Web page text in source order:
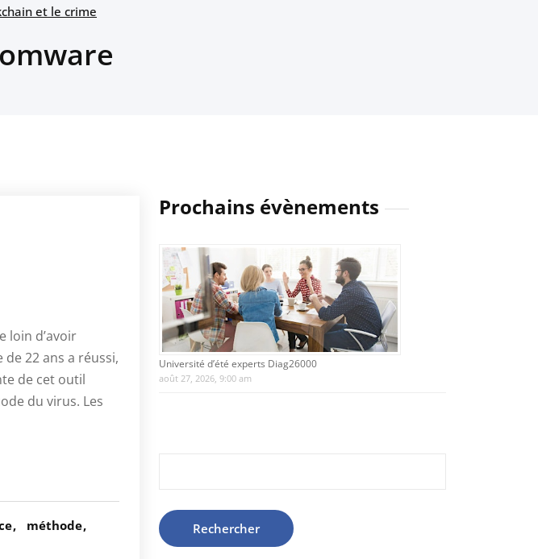
et le crime
loin d’avoir
22 ans a réussi,
de cet outil
du virus. Les
méthode
Prochains évènements
Université d’été experts Diag26000
août 27, 2026, 9:00 am